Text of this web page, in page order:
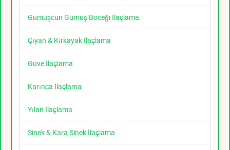
Gümüşcün Gümüş Böceği İlaçlama
Çıyan & Kırkayak İlaçlama
Güve İlaçlama
Karınca İlaçlama
Yılan İlaçlama
Sinek & Kara Sinek İlaçlama